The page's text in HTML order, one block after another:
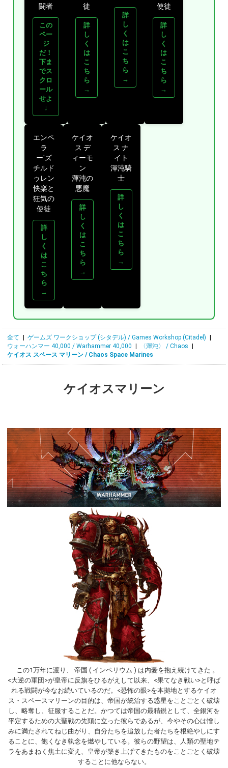
闘者
この
ペー
ジ
だ！
下ま
でス
クロ
ール
せよ
↓
徒
詳
し
く
は
こ
ち
ら
→
詳
し
く
は
こ
ち
ら
→
使徒
詳
し
く
は
こ
ち
ら
→
エンペ
ラ
ー'ズ
チルド
ゥレン
快楽と
狂気の
使徒
詳
し
く
は
こ
ち
ら
→
ケイオ
ス デ
ィーモ
ン
渾沌の
悪魔
詳
し
く
は
こ
ち
ら
→
ケイオ
ス ナ
イト
渾沌騎
士
詳
し
く
は
こ
ち
ら
→
全て ゲームズ ワークショップ (シタデル) / Games Workshop (Citadel)
ウォーハンマー 40,000 / Warhammer 40,000
〈渾沌〉 / Chaos
ケイオス スペース マリーン / Chaos Space Marines
ケイオスマリーン
この1万年に渡り、 帝国 ( インペリウム ) は内憂を抱え続けてきた 。
<大逆の軍団>が皇帝に反旗をひるがえして以来、<果てなき戦い>と呼ば
れる戦闘が今なお続いているのだ。<恐怖の眼>を本拠地とするケイオ
ス・スペースマリーンの目的は、帝国が統治する惑星をことごとく破壊
し、略奪し、征服することだ。かつては帝国の最精鋭として、全銀河を
平定するための大聖戦の先頭に立った彼らであるが、今やその心は憎し
みに満たされてねじ曲がり、自分たちを追放した者たちを根絶やしにす
ることに、飽くなき執念を燃やしている。彼らの野望は、人類の聖地テ
ラをあまねく焦土に変え、皇帝が築き上げてきたものをことごとく破壊
することに他ならない。